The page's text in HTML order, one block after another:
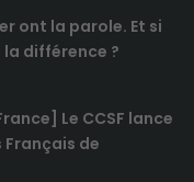
ont la parole. Et si
différence ?
Le CCSF lance
de